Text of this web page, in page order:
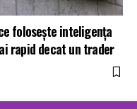
folosește inteligența
rapid decat un trader